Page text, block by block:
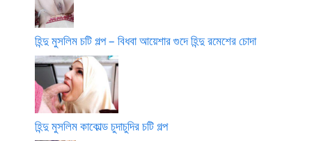
হিন্দু মুসলিম চটি গল্প – বিধবা আয়েশার গুদে হিন্দু রমেশের চোদা
হিন্দু মুসলিম কাকোল্ড চুদাচুদির চটি গল্প